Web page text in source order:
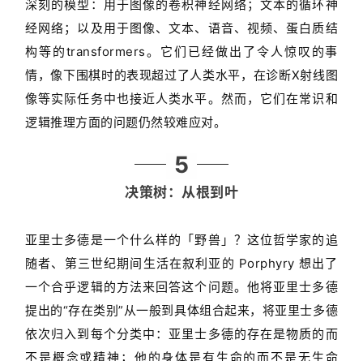
深刻的模型：用于图像的卷积神经网络；文本的循环神
经网络；以及用于图像、文本、语音、视频、蛋白质结
构等的transformers。它们已经做出了令人惊叹的事
情，像下围棋时的表现超过了人类水平，在诊断X射线图
像等实际任务中也接近人类水平。然而，它们在常识和
逻辑推理方面的问题仍然较难应对。
5
决策树：从根到叶
亚里士多德是一个什么样的「野兽」？这位哲学家的追
随者、第三世纪期间生活在叙利亚的 Porphyry 想出了
一个合乎逻辑的方法来回答这个问题。他将亚里士多德
提出的“存在类别”从一般到具体组合起来，将亚里士多德
依次归入到每个分类中：亚里士多德的存在是物质的而
不是概念或精神；他的身体是有生命的而不是无生命